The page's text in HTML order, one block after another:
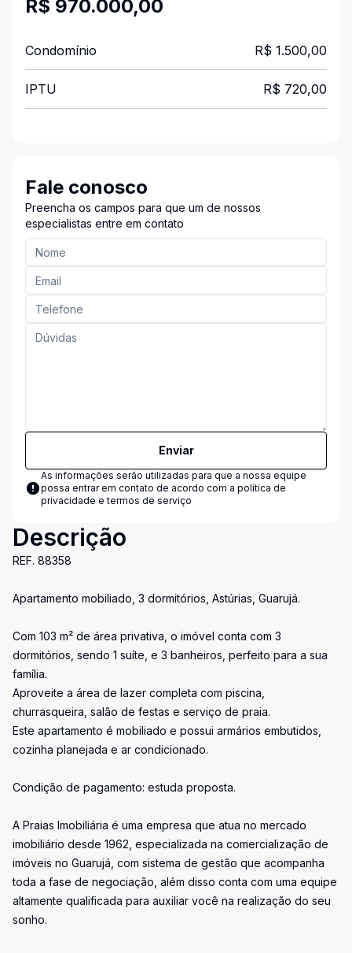
R$ 970.000,00
Condomínio R$ 1.500,00
IPTU R$ 720,00
Fale conosco
Preencha os campos para que um de nossos
especialistas entre em contato
Enviar
As informações serão utilizadas para que a nossa equipe
possa entrar em contato de acordo com a política de
privacidade e termos de serviço
Descrição
REF. 88358
Apartamento mobiliado, 3 dormitórios, Astúrias, Guarujá.
Com 103 m² de área privativa, o imóvel conta com 3
dormitórios, sendo 1 suíte, e 3 banheiros, perfeito para a sua
família.
Aproveite a área de lazer completa com piscina,
churrasqueira, salão de festas e serviço de praia.
Este apartamento é mobiliado e possui armários embutidos,
cozinha planejada e ar condicionado.
Condição de pagamento: estuda proposta.
A Praias Imobiliária é uma empresa que atua no mercado
imobiliário desde 1962, especializada na comercialização de
imóveis no Guarujá, com sistema de gestão que acompanha
toda a fase de negociação, além disso conta com uma equipe
altamente qualificada para auxiliar você na realização do seu
sonho.